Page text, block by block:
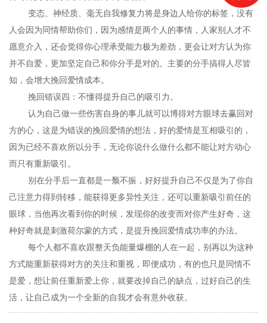
变态、神经质、毫无自我修复力将是身边人给你的标签，没有
人会因为同情帮助你们，因为感情是两个人的事情，人家别人才不
愿意介入，还会觉得你心理承受能力极为差劲，更会让对方认为你
并不自爱，更加坚定自己和你分手是对的。主要的分手搞得人尽皆
知，会增大挽回爱情成本。
挽回错误四：不懂得提升自己的吸引力。
认为自己做一些伤害自身的事儿就可以博得对方眼球去赢回对
方的心，这是为错误的挽回爱情的想法，好的爱情是互相吸引的，
因为已经不喜欢所以分手，无论你说什么做什么都不能让对方动心
而只有重新吸引。
别在分手后一直都是一颓不振，好好提升自己不仅是为了你自
己注意力得到转移，能获得更多异性关注，还可以重新吸引前任的
眼球，当他再次看到你的时候，发现你的改变而对你产生好奇，这
种好奇就是刺激荷尔蒙的方式，是提升挽回爱情成功率的办法。
每个人都不喜欢跟整天负能量爆棚的人在一起，别再以为这种
方式能重新获得对方的关注和重视，即便成功，有的也只是同情不
是爱，想让前任重新爱上你，就要改掉自己的缺点，过好自己的生
活，让自己成为一个全新的自我才会有意外收获。